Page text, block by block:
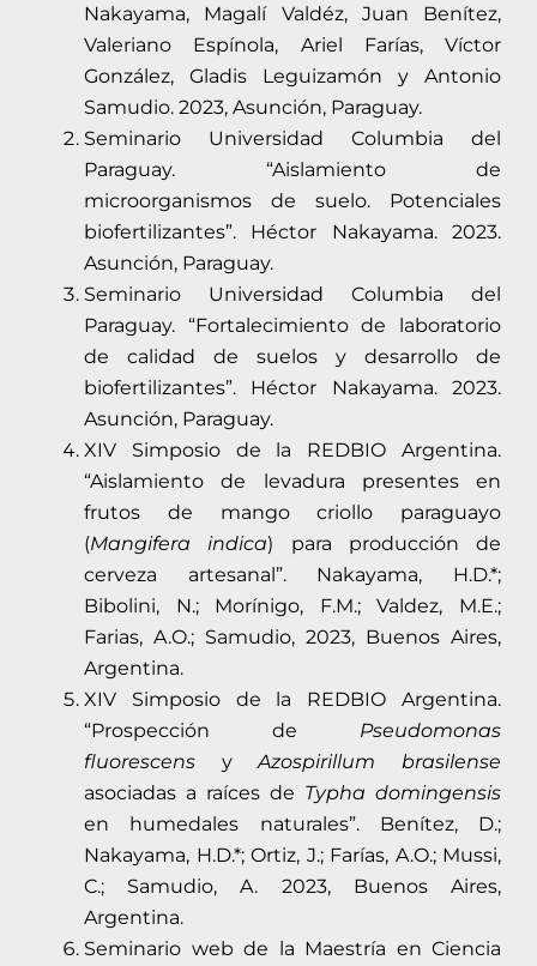
Nakayama, Magalí Valdéz, Juan Benítez,
Valeriano Espínola, Ariel Farías, Víctor
González, Gladis Leguizamón y Antonio
Samudio. 2023, Asunción, Paraguay.
Seminario Universidad Columbia del
Paraguay. “Aislamiento de
microorganismos de suelo. Potenciales
biofertilizantes”. Héctor Nakayama. 2023.
Asunción, Paraguay.
Seminario Universidad Columbia del
Paraguay. “Fortalecimiento de laboratorio
de calidad de suelos y desarrollo de
biofertilizantes”. Héctor Nakayama. 2023.
Asunción, Paraguay.
XIV Simposio de la REDBIO Argentina.
“Aislamiento de levadura presentes en
frutos de mango criollo paraguayo
(Mangifera indica) para producción de
cerveza artesanal”. Nakayama, H.D.*;
Bibolini, N.; Morínigo, F.M.; Valdez, M.E.;
Farias, A.O.; Samudio, 2023, Buenos Aires,
Argentina.
XIV Simposio de la REDBIO Argentina.
“Prospección de Pseudomonas
fluorescens yAzospirillum brasilense
asociadas a raíces de Typha domingensis
en humedales naturales”. Benítez, D.;
Nakayama, H.D.*; Ortiz, J.; Farías, A.O.; Mussi,
C.; Samudio, A. 2023, Buenos Aires,
Argentina.
Seminario web de la Maestría en Ciencia